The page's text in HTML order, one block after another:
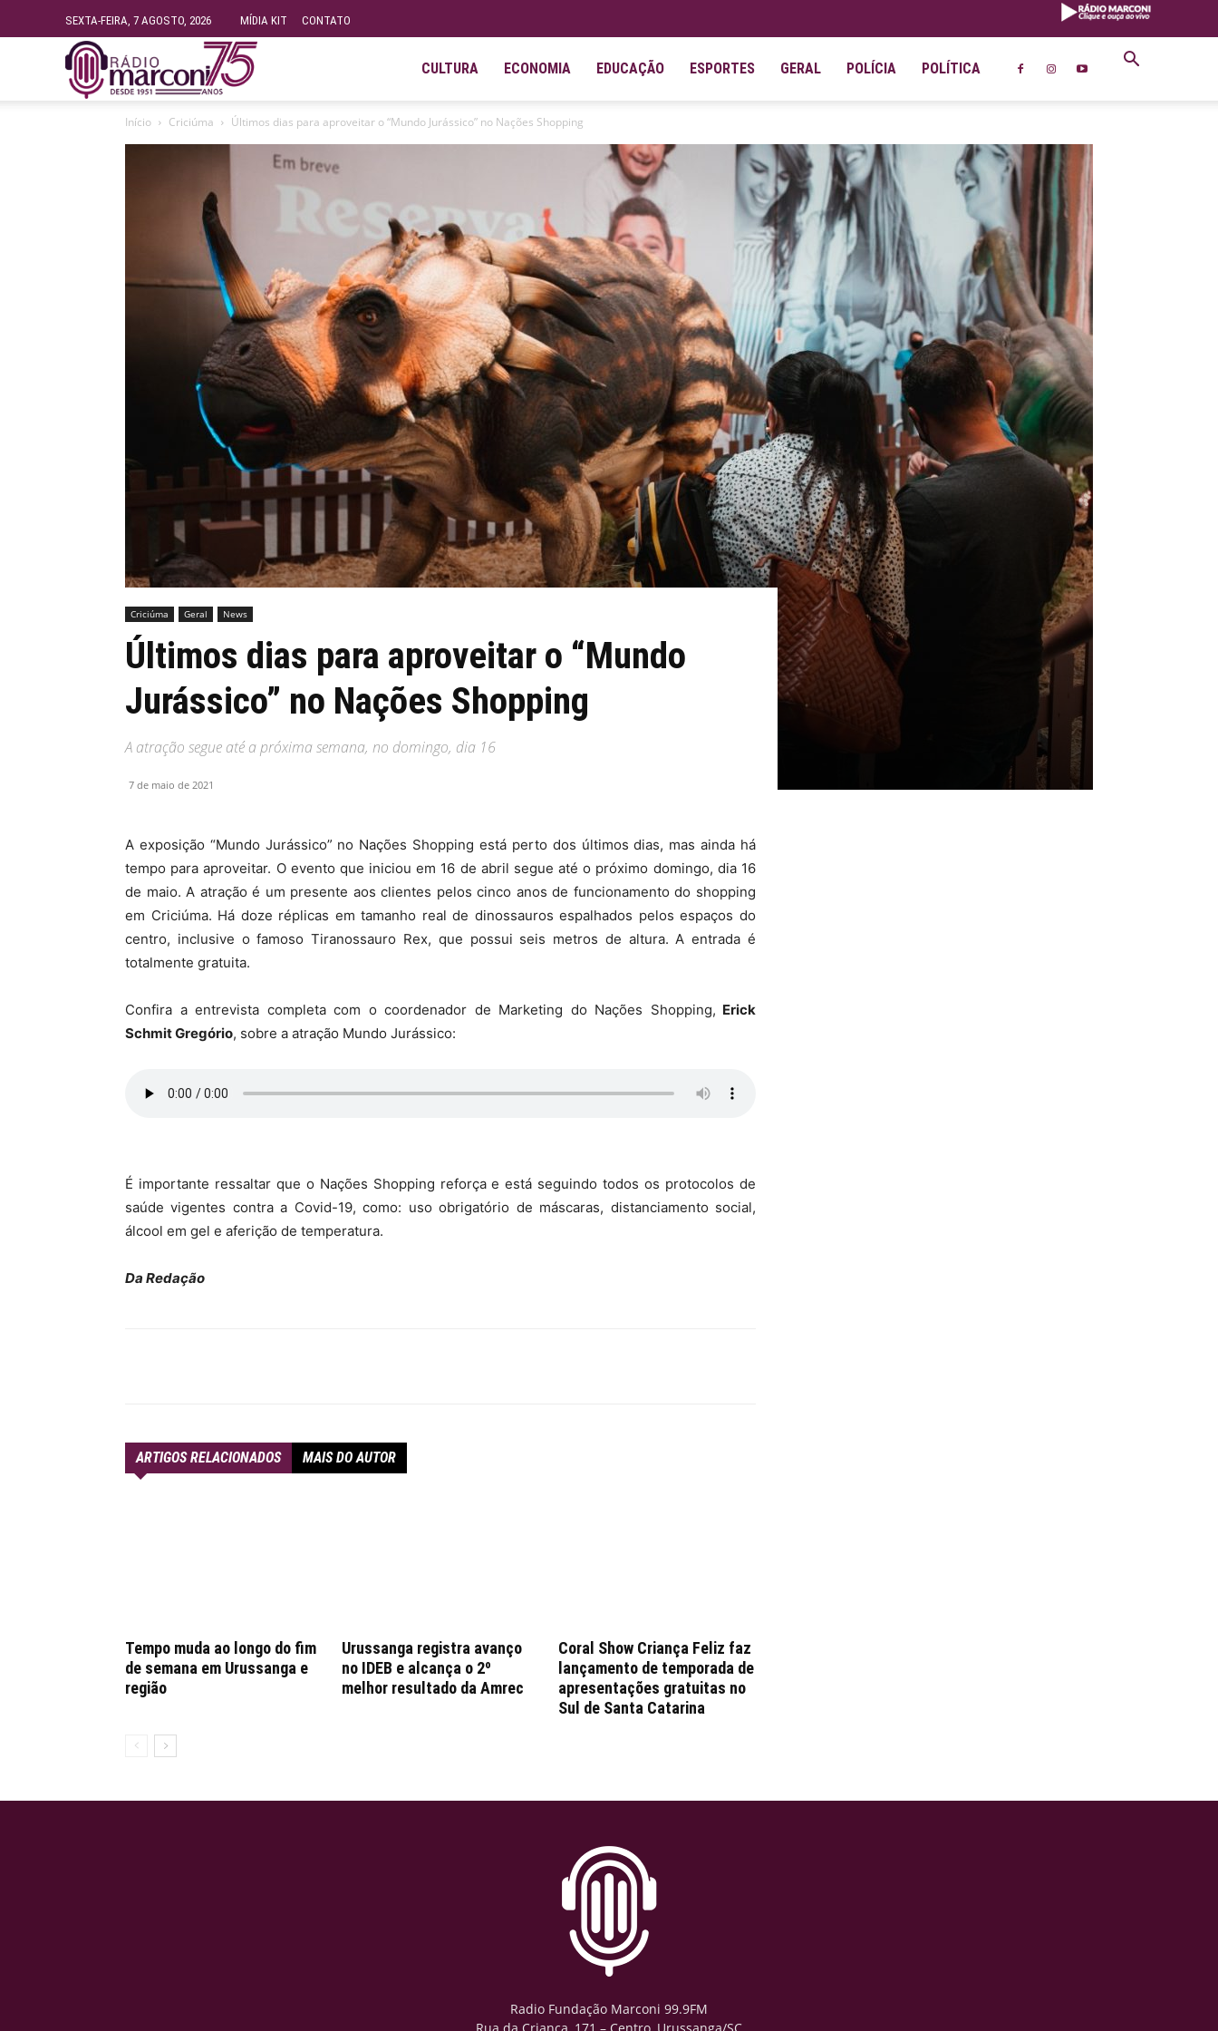
SEXTA-FEIRA, 7 AGOSTO, 2026 MÍDIA KIT CONTATO
Fundação
Marconi
FM
99.9
CULTURA ECONOMIA EDUCAÇÃO ESPORTES GERAL POLÍCIA POLÍTICA
Início Criciúma Últimos dias para aproveitar o “Mundo Jurássico” no Nações Shopping
Criciúma Geral News
Últimos dias para aproveitar o “Mundo
Jurássico” no Nações Shopping
A atração segue até a próxima semana, no domingo, dia 16
7 de maio de 2021
A exposição “Mundo Jurássico” no Nações Shopping está perto dos últimos dias, mas ainda há
tempo para aproveitar. O evento que iniciou em 16 de abril segue até o próximo domingo, dia 16
de maio. A atração é um presente aos clientes pelos cinco anos de funcionamento do shopping
em Criciúma. Há doze réplicas em tamanho real de dinossauros espalhados pelos espaços do
centro, inclusive o famoso Tiranossauro Rex, que possui seis metros de altura. A entrada é
totalmente gratuita.
Confira a entrevista completa com o coordenador de Marketing do Nações Shopping, Erick
Schmit Gregório, sobre a atração Mundo Jurássico:
É importante ressaltar que o Nações Shopping reforça e está seguindo todos os protocolos de
saúde vigentes contra a Covid-19, como: uso obrigatório de máscaras, distanciamento social,
álcool em gel e aferição de temperatura.
Da Redação
ARTIGOS RELACIONADOS MAIS DO AUTOR
Tempo muda ao longo do fim
de semana em Urussanga e
região
Urussanga registra avanço
no IDEB e alcança o 2º
melhor resultado da Amrec
Coral Show Criança Feliz faz
lançamento de temporada de
apresentações gratuitas no
Sul de Santa Catarina
Radio Fundação Marconi 99.9FM